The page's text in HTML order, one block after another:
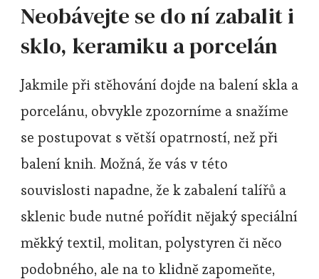
Neobávejte se do ní zabalit i
sklo, keramiku a porcelán
Jakmile při stěhování dojde na balení skla a
porcelánu, obvykle zpozorníme a snažíme
se postupovat s větší opatrností, než při
balení knih. Možná, že vás v této
souvislosti napadne, že k zabalení talířů a
sklenic bude nutné pořídit nějaký speciální
měkký textil, molitan, polystyren či něco
podobného, ale na to klidně zapomeňte,